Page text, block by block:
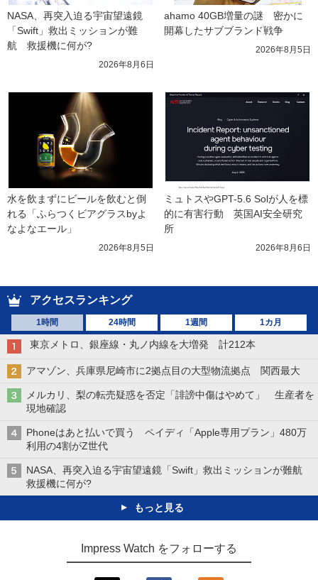
NASA、再突入迫る宇宙望遠鏡
「Swift」救出ミッションが難
航　救援機に何が?
2026年8月6日
ahamo 40GB増量の謎　密かに
開幕したサブブランド戦争
2026年8月5日
水を飲まずにビールを飲むと倒
れる「ふらつくビアグラスbyよ
なよなエール」
2026年8月5日
ミュトスやGPT-5.6 Solが人を標
的に有害行動　英国AI安全研究
所
2026年8月6日
アクセスランキング
1時間 24時間 1週間 1カ月
東京メトロ、銀座線・丸ノ内線を大増発 計212本
アマゾン、兵庫県尼崎市に2拠点目の大型物流拠点 関西最大
メルカリ、梨の転売疑惑を否定「誹謗中傷はやめて」 生産者を
現地確認
Phoneはあと払いで買う ペイディ「Apple専用プラン」480万
利用の4割がZ世代
NASA、再突入迫る宇宙望遠鏡「Swift」救出ミッションが難航
救援機に何が?
もっと見る
Impress Watch をフォローする